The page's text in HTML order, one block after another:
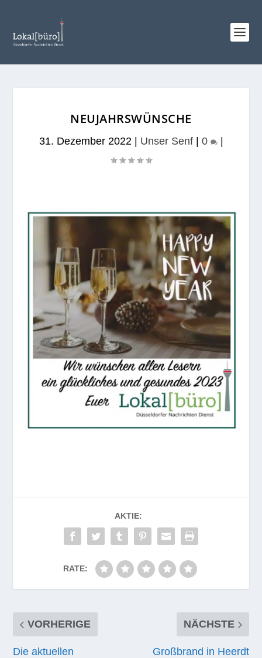
NEUJAHRSWÜNSCHE
31. Dezember 2022| Unser Senf| 0 |
AKTIE:
RATE:
VORHERIGE
Die aktuellen
NÄCHSTE
Großbrand in Heerdt